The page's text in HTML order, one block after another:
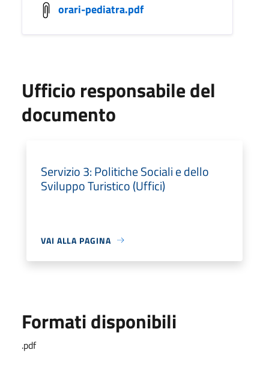
orari-pediatra.pdf
Ufficio responsabile del
documento
Servizio 3: Politiche Sociali e dello
Sviluppo Turistico (Uffici)
VAI ALLA PAGINA
Formati disponibili
.pdf